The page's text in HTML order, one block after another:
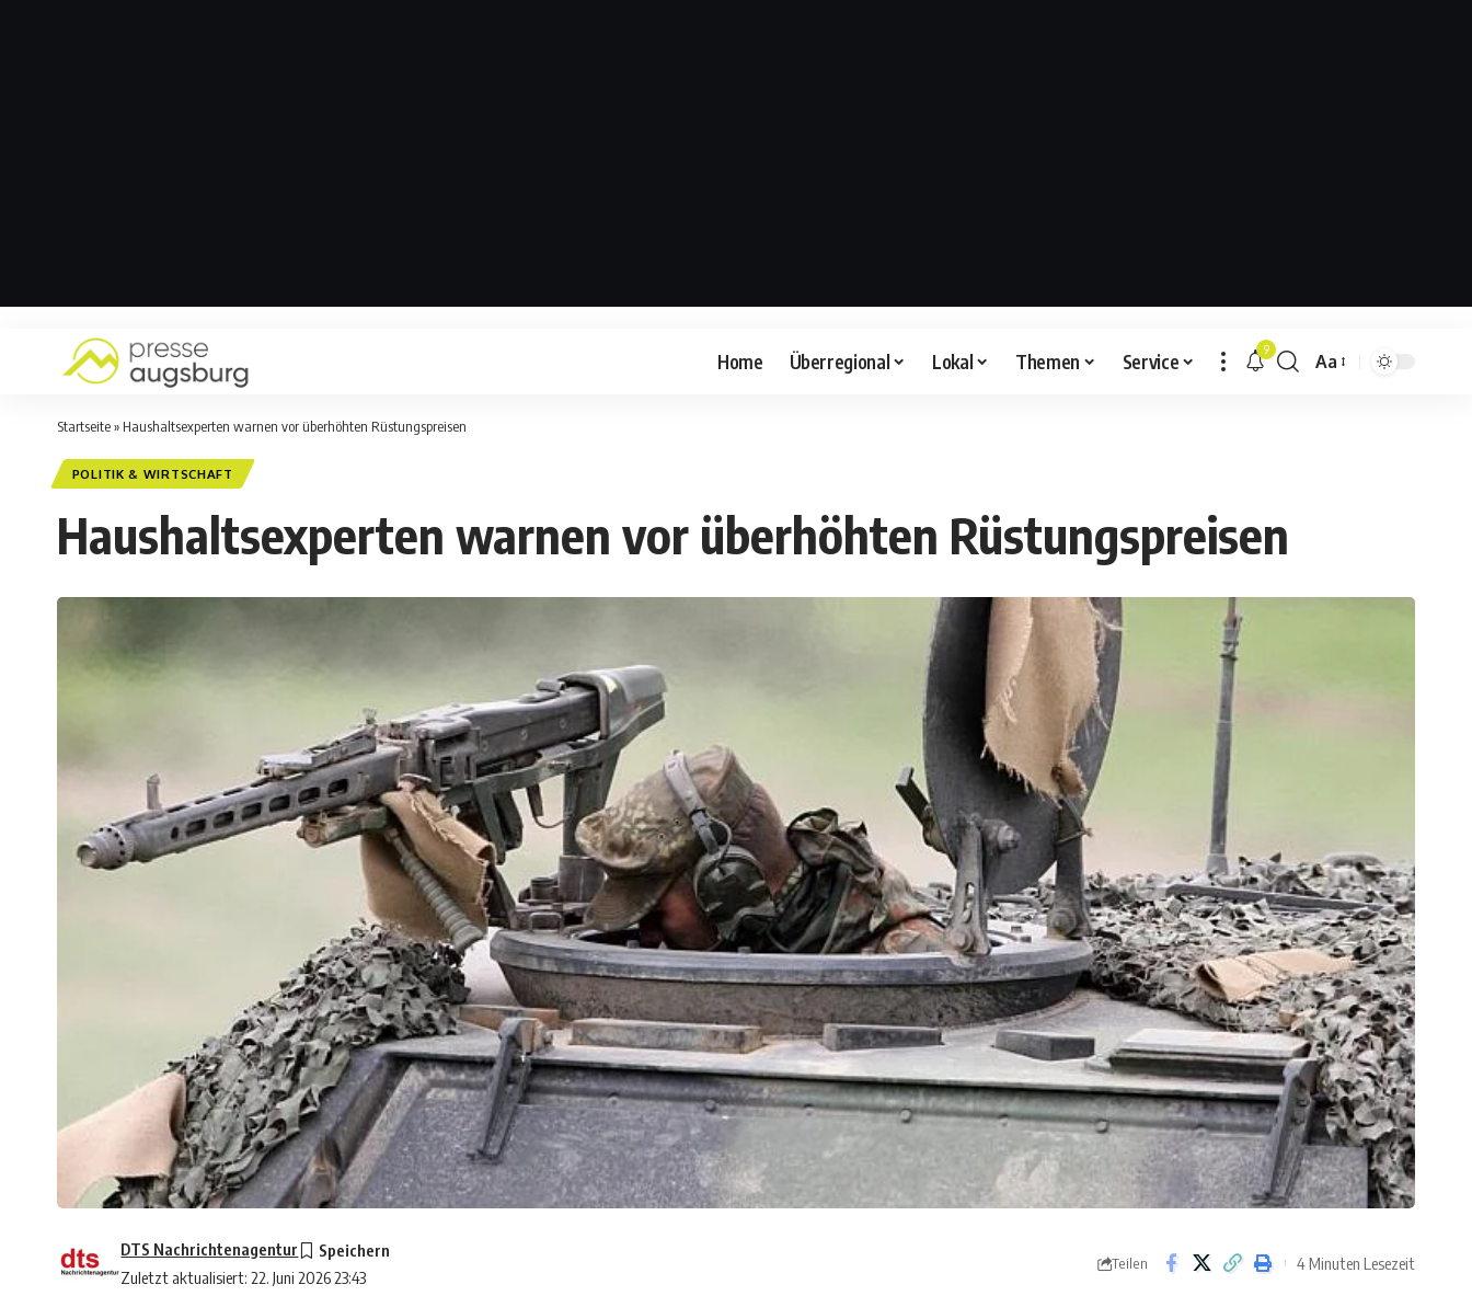
Home Überregional Lokal Themen Service 9
Aa
Startseite» Haushaltsexperten warnen vor überhöhten Rüstungspreisen
POLITIK & WIRTSCHAFT
Haushaltsexperten warnen vor überhöhten Rüstungspreisen
Zuletzt aktualisiert: 22. Juni 2026 23:43
DTS Nachrichtenagentur
Teilen 4 Minuten Lesezeit